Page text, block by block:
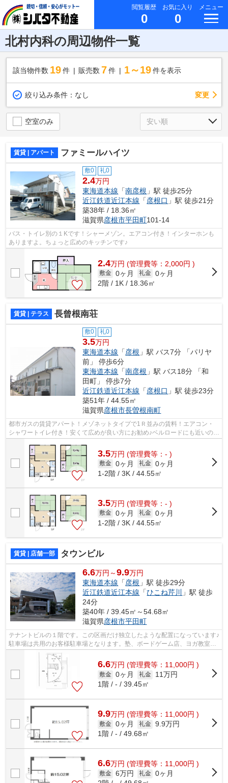
閲覧履歴
0
お気に入り
0
メニュー
北村内科の周辺物件一覧
該当物件数 19件 販売数 7 件 1～19 件を表示
絞り込み条件： なし 変更
空室のみ
賃貸 | アパート ファミールハイツ
敷0 礼0
2.4万円
東海道本線 「南彦根 」駅 徒歩25分
近江鉄道近江本線 「彦根口 」駅 徒歩21分
築38年 / 18.36㎡
滋賀県彦根市平田町101-14
バス・トイレ別の１Kです！シャーメゾン。エアコン付き！インターホンも
ありますよ。ちょっと広めのキッチンです♪
2.4万円 (管理費等：2,000円 )
敷金 0ヶ月 礼金 0ヶ月
2階 / 1K / 18.36㎡
賃貸 | テラス 長曾根南荘
敷0 礼0
3.5万円
東海道本線 「彦根 」駅 バス7分 「パリヤ
前」 停歩6分
東海道本線 「南彦根 」駅 バス18分 「和
田町」 停歩7分
近江鉄道近江本線 「彦根口 」駅 徒歩23分
築51年 / 44.55㎡
滋賀県彦根市長曽根南町
都市ガスの賃貸アパート！メゾネットタイプで1Ｒ並みの賃料！エアコン・
シャワートイレ付き！安くて広めが良い方にお勧め♪ベルロードにも近いので
3.5万円 (管理費等：- )
敷金 0ヶ月 礼金 0ヶ月
1-2階 / 3K / 44.55㎡
3.5万円 (管理費等：- )
敷金 0ヶ月 礼金 0ヶ月
1-2階 / 3K / 44.55㎡
賃貸 | 店舗一部 タウンビル
6.6万円～9.9万円
東海道本線 「彦根 」駅 徒歩29分
近江鉄道近江本線 「ひこね芹川
」駅 徒歩
24分
築40年 / 39.45㎡～54.68㎡
滋賀県彦根市平田町
テナントビルの１階です。この区画だけ独立したような配置になっています♪
駐車場は共用のお客様駐車場となります。塾、ボードゲーム店、ヨガ教室や
美容室等が入居されている物件です。
6.6万円 (管理費等：11,000円 )
敷金 0ヶ月 礼金
11万円
1階 / - / 39.45㎡
9.9万円 (管理費等：11,000円 )
敷金 0ヶ月 礼金 9.9万円
1階 / - / 49.68㎡
6.6万円 (管理費等：11,000円 )
敷金 6万円 礼金 0ヶ月